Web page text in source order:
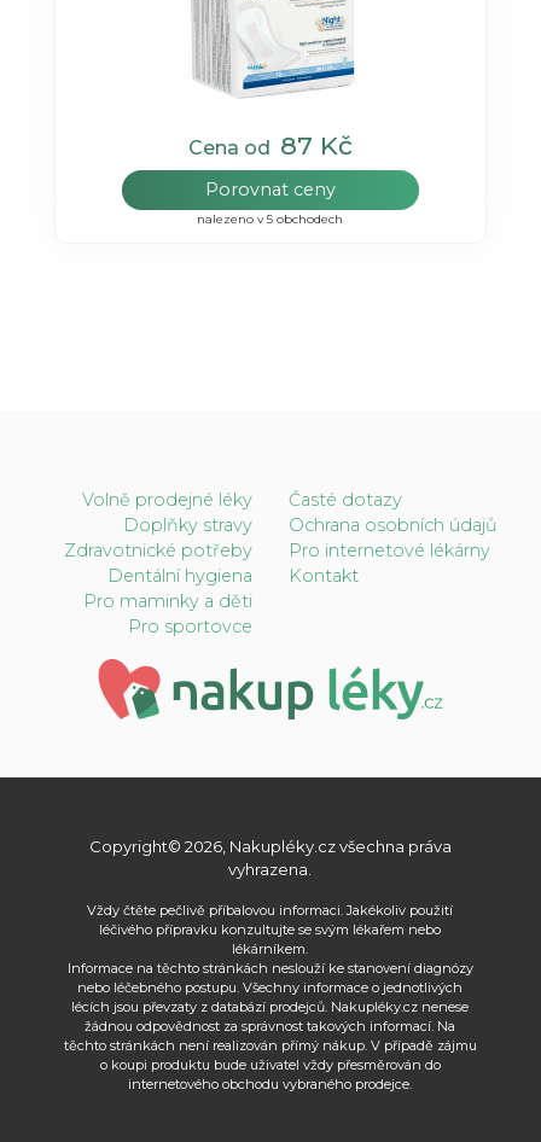
Cena od 87 Kč
Porovnat ceny
nalezeno v 5 obchodech
Volně prodejné léky
Doplňky stravy
Zdravotnické potřeby
Dentální hygiena
Pro maminky a děti
Pro sportovce
Časté dotazy
Ochrana osobních údajů
Pro internetové lékárny
Kontakt
Copyright© 2026, Nakupléky.cz všechna práva
vyhrazena.
Vždy čtěte pečlivě příbalovou informaci. Jakékoliv použití
léčivého přípravku konzultujte se svým lékařem nebo
lékárníkem.
Informace na těchto stránkách neslouží ke stanovení diagnózy
nebo léčebného postupu. Všechny informace o jednotlivých
lécích jsou převzaty z databází prodejců. Nakupléky.cz nenese
žádnou odpovědnost za správnost takových informací. Na
těchto stránkách není realizován přímý nákup. V případě zájmu
o koupi produktu bude uživatel vždy přesměrován do
internetového obchodu vybraného prodejce.